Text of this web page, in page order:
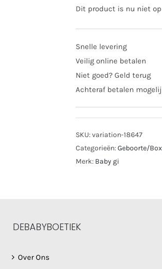
Dit product is nu niet
Snelle levering
Veilig online betalen
Niet goed? Geld terug
Achteraf betalen
SKU:variation-18647
Categorieën:Geboorte/
Merk: Baby gi
DEBABYBOETIEK
Over Ons